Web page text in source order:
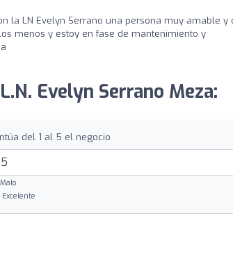
la LN Evelyn Serrano una persona muy amable y
menos y estoy en fase de mantenimiento y
Evelyn Serrano Meza:
del 1 al 5 el negocio
Excelente